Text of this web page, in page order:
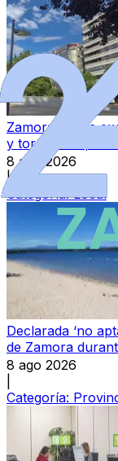
Zamora queda
y tormentas para
8 ago 2026
|
Categoría:Local
Declarada ‘no
de Zamora
8 ago 2026
Categoría: